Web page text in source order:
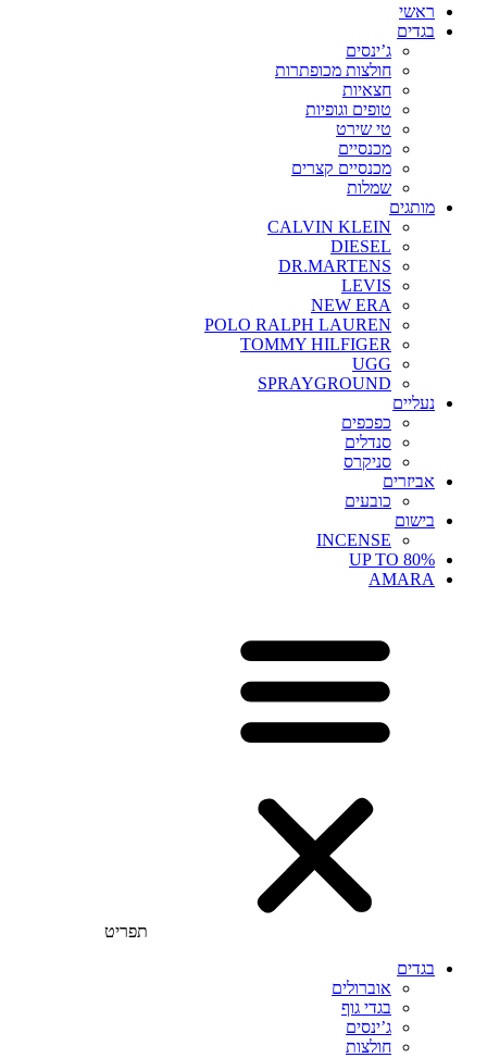
ראשי
בגדים
ג’ינסים
חולצות מכופתרות
חצאיות
טופים וגופיות
טי שירט
מכנסיים
מכנסיים קצרים
שמלות
מותגים
CALVIN KLEIN
DIESEL
DR.MARTENS
LEVIS
NEW ERA
POLO RALPH LAUREN
TOMMY HILFIGER
UGG
SPRAYGROUND
נעליים
כפכפים
סנדלים
סניקרס
אביזרים
כובעים
בישום
INCENSE
UP TO 80%
AMARA
תפריט
בגדים
אוברולים
בגדי גוף
ג’ינסים
חולצות